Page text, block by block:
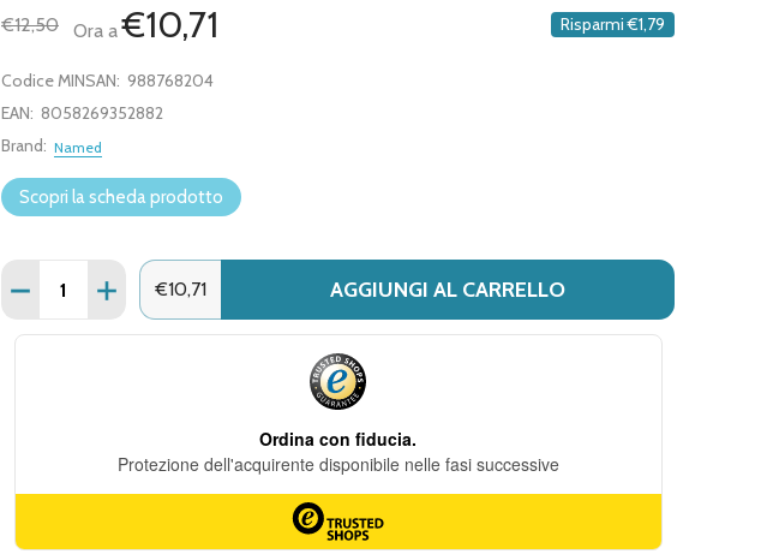
€12,50
Ora a€10,71 Risparmi €1,79
Codice MINSAN: 988768204
EAN: 8058269352882
Brand: Named
Scopri la scheda prodotto
Quantità:
DIMINUISCI QUANTITÀ DI NAMED - ISTAMOD CREMA PELLE REATTIVE PER PELLI
AUMENTA QUANTITÀ DI NAMED - ISTAMOD CREMA PELLE REATTIVE PER
€10,71 AGGIUNGI AL CARRELLO